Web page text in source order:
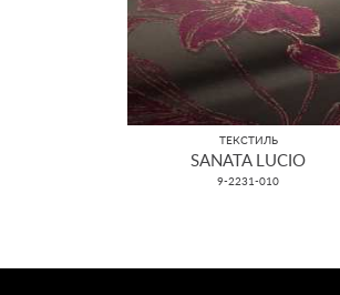
ТЕКСТИЛЬ
SANATA LUCIO
9-2231-010